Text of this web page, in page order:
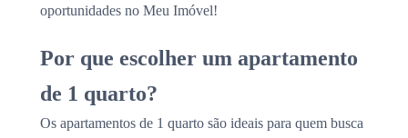
oportunidades no Meu Imóvel!
Por que escolher um apartamento
de 1 quarto?
Os apartamentos de 1 quarto são ideais para quem busca